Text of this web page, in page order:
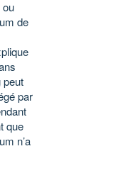
ou
de
peut
par
que
n’a